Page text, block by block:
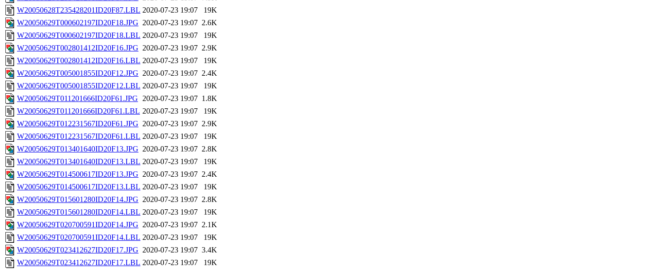
W20050628T235428201ID20F87.LBL 2020-07-23 19:07
19K
W20050629T000602197ID20F18.JPG 2020-07-23 19:07 2.6K
W20050629T000602197ID20F18.LBL 2020-07-23 19:07
19K
W20050629T002801412ID20F16.JPG 2020-07-23 19:07 2.9K
W20050629T002801412ID20F16.LBL 2020-07-23 19:07
19K
W20050629T005001855ID20F12.JPG 2020-07-23 19:07 2.4K
W20050629T005001855ID20F12.LBL 2020-07-23 19:07
19K
W20050629T011201666ID20F61.JPG 2020-07-23 19:07 1.8K
W20050629T011201666ID20F61.LBL 2020-07-23 19:07
19K
W20050629T012231567ID20F61.JPG 2020-07-23 19:07 2.9K
W20050629T012231567ID20F61.LBL 2020-07-23 19:07
19K
W20050629T013401640ID20F13.JPG 2020-07-23 19:07 2.8K
W20050629T013401640ID20F13.LBL 2020-07-23 19:07
19K
W20050629T014500617ID20F13.JPG 2020-07-23 19:07 2.4K
W20050629T014500617ID20F13.LBL 2020-07-23 19:07
19K
W20050629T015601280ID20F14.JPG 2020-07-23 19:07 2.8K
W20050629T015601280ID20F14.LBL 2020-07-23 19:07
19K
W20050629T020700591ID20F14.JPG 2020-07-23 19:07 2.1K
W20050629T020700591ID20F14.LBL 2020-07-23 19:07
19K
W20050629T023412627ID20F17.JPG 2020-07-23 19:07 3.4K
W20050629T023412627ID20F17.LBL 2020-07-23 19:07 19K